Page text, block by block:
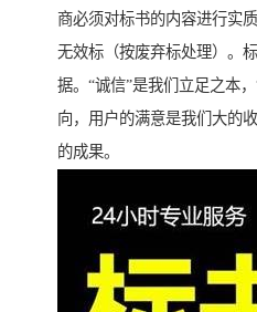
商必须对标书的内容进行实
无效标（按废弃标处理）。
据。“诚信”是我们立足之本
向，用户的满意是我们大的
的成果。